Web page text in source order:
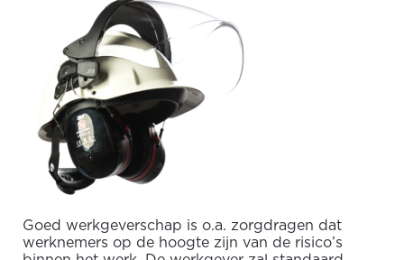
Goed werkgeverschap is o.a. zorgdragen dat
werknemers op de hoogte zijn van de risico’s